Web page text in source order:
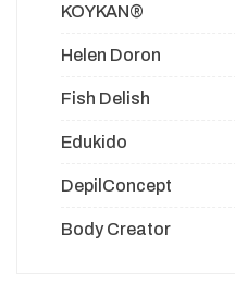
KOYKAN®
Helen Doron
Fish Delish
Edukido
DepilConcept
Body Creator